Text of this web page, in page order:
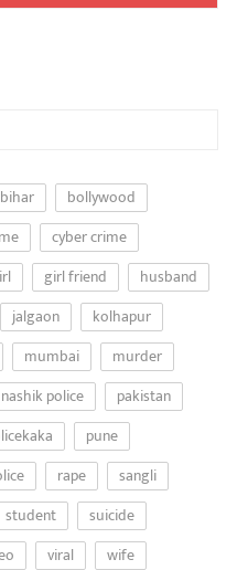
bihar
bollywood
cyber crime
girl friend
husband
jalgaon
kolhapur
mumbai
murder
nashik police
pakistan
pune
rape
sangli
student
suicide
viral wife